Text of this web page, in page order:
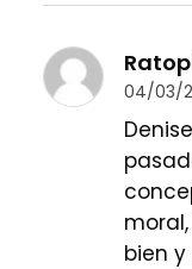
04/03/
bien